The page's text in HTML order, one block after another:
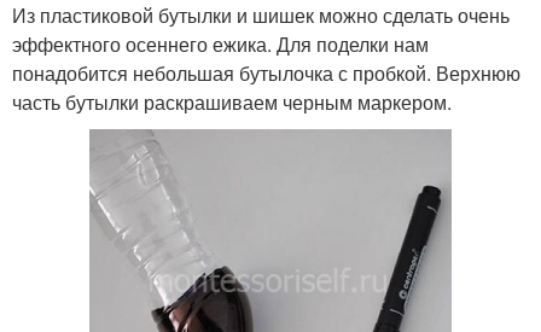
Из пластиковой бутылки и шишек можно сделать очень
эффектного осеннего ежика. Для поделки нам
понадобится небольшая бутылочка с пробкой. Верхнюю
часть бутылки раскрашиваем черным маркером.